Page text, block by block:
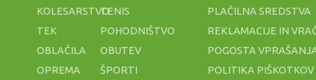
KOLESARSTVOTENIS
TEK
POHODNIŠTVO
OBLAČILA
OBUTEV
OPREMA
ŠPORTI
PLAČILNA SREDSTVA
REKLAMACIJE IN
POGOSTA
POLITIKA PIŠKOTKOV